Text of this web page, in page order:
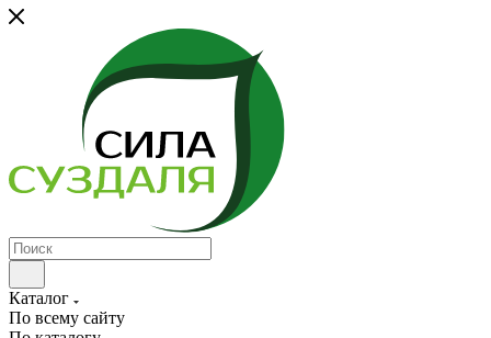
Каталог
По всему сайту